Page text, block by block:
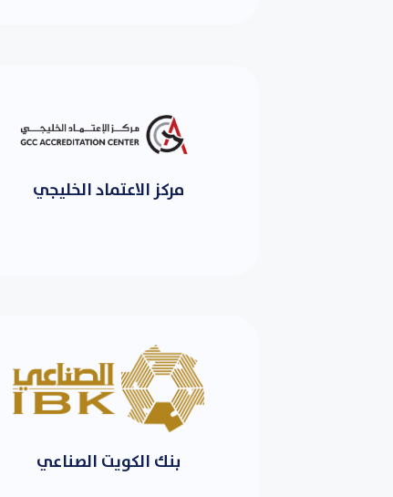
مركز الاعتماد الخليجي
بنك الكويت الصناعي